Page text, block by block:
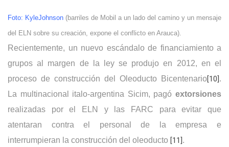
Foto: KyleJohnson (barriles de Mobil a un lado del camino y un mensaje
del ELN sobre su creación, expone el conflicto en Arauca).
Recientemente, un nuevo escándalo de financiamiento a
grupos al margen de la ley se produjo en 2012, en el
proceso de construcción del Oleoducto Bicentenario[10].
La multinacional italo-argentina Sicim, pagó extorsiones
realizadas por el ELN y las FARC para evitar que
atentaran contra el personal de la empresa e
interrumpieran la construcción del oleoducto [11].